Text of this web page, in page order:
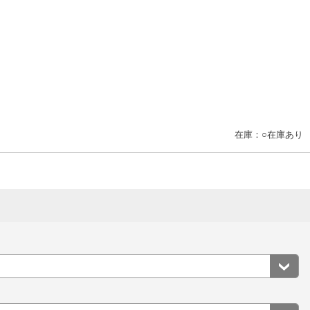
在庫：○在庫あり